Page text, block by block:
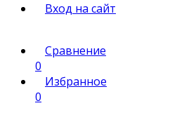
Вход на сайт
Сравнение
0
Избранное
0